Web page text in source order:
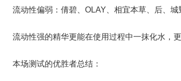
流动性偏弱：倩碧、OLAY、相宜本草、后、城
流动性强的精华更能在使用过程中一抹化水，更
本场测试的优胜者总结：